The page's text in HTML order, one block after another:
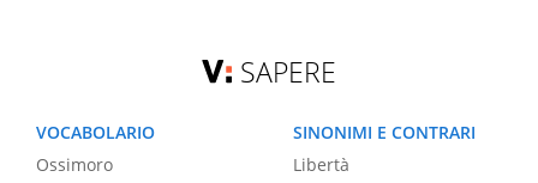
SAPERE
VOCABOLARIO
Ossimoro
SINONIMI E CONTRARI
Libertà